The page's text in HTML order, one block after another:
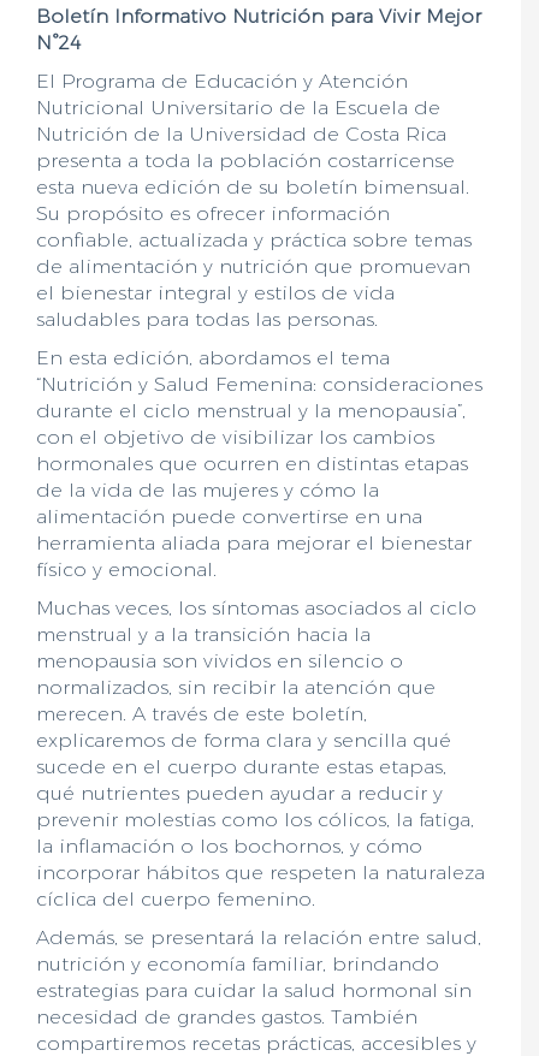
Boletín Informativo Nutrición para Vivir Mejor
N°24
El Programa de Educación y Atención
Nutricional Universitario de la Escuela de
Nutrición de la Universidad de Costa Rica
presenta a toda la población costarricense
esta nueva edición de su boletín bimensual.
Su propósito es ofrecer información
confiable, actualizada y práctica sobre temas
de alimentación y nutrición que promuevan
el bienestar integral y estilos de vida
saludables para todas las personas.
En esta edición, abordamos el tema
“Nutrición y Salud Femenina: consideraciones
durante el ciclo menstrual y la menopausia”,
con el objetivo de visibilizar los cambios
hormonales que ocurren en distintas etapas
de la vida de las mujeres y cómo la
alimentación puede convertirse en una
herramienta aliada para mejorar el bienestar
físico y emocional.
Muchas veces, los síntomas asociados al ciclo
menstrual y a la transición hacia la
menopausia son vividos en silencio o
normalizados, sin recibir la atención que
merecen. A través de este boletín,
explicaremos de forma clara y sencilla qué
sucede en el cuerpo durante estas etapas,
qué nutrientes pueden ayudar a reducir y
prevenir molestias como los cólicos, la fatiga,
la inflamación o los bochornos, y cómo
incorporar hábitos que respeten la naturaleza
cíclica del cuerpo femenino.
Además, se presentará la relación entre salud,
nutrición y economía familiar, brindando
estrategias para cuidar la salud hormonal sin
necesidad de grandes gastos. También
compartiremos recetas prácticas, accesibles y